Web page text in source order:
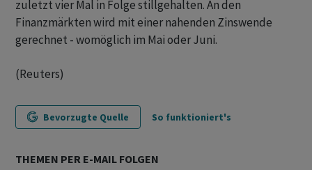
zuletzt vier Mal in Folge stillgehalten. An den
Finanzmärkten wird mit einer nahenden Zinswende
gerechnet - womöglich im Mai oder Juni.
(Reuters)
Bevorzugte Quelle So funktioniert's
THEMEN PER E-MAIL FOLGEN